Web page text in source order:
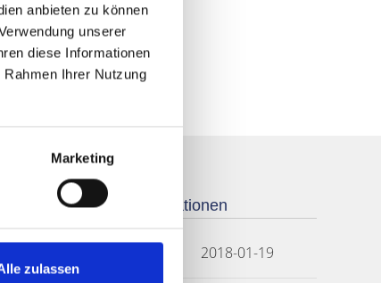
anbieten zu können
unserer
diese Informationen
Ihrer Nutzung
Marketing
zulassen
Weitere Informationen
Energieausweis
Ausstelldatum
2018-01-19